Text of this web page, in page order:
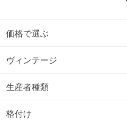
価格で選ぶ
ヴィンテージ
生産者種類
格付け